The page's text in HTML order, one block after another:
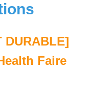
DURABLE]
Faire